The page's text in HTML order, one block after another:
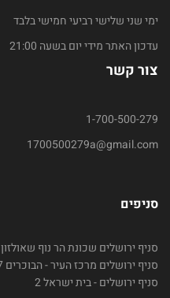
ימי שני שלישי רביעי חמישי בלבד
עדכון האתר מידי יום בשעה 21:00
צור קשר
1-700-500-279
1700500279a@gmail.com
סניפים
סניף ירושלים שכונת הר נוף שאולזון 49
סניף ירושלים מרכז העיר - הבוכרים 7
סניף ירושלים - בית ישראל 2